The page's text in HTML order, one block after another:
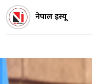
नेपाल इस्यू